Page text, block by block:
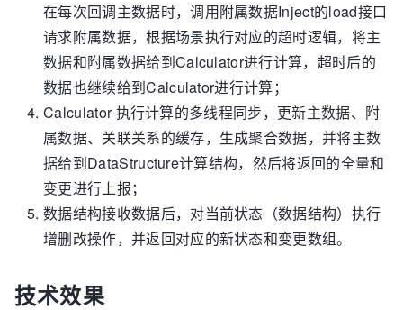
在每次回调主数据时，调用附属数据Inject的load接口
请求附属数据，根据场景执行对应的超时逻辑，将主
数据和附属数据给到Calculator进行计算，超时后的
数据也继续给到Calculator进行计算；
Calculator 执行计算的多线程同步，更新主数据、附
属数据、关联关系的缓存，生成聚合数据，并将主数
据给到DataStructure计算结构，然后将返回的全量和
变更进行上报；
数据结构接收数据后，对当前状态（数据结构）执行
增删改操作，并返回对应的新状态和变更数组。
技术效果